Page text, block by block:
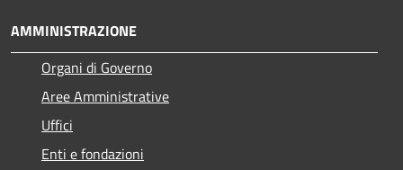
AMMINISTRAZIONE
Organi di Governo
Aree Amministrative
Uffici
Enti e fondazioni